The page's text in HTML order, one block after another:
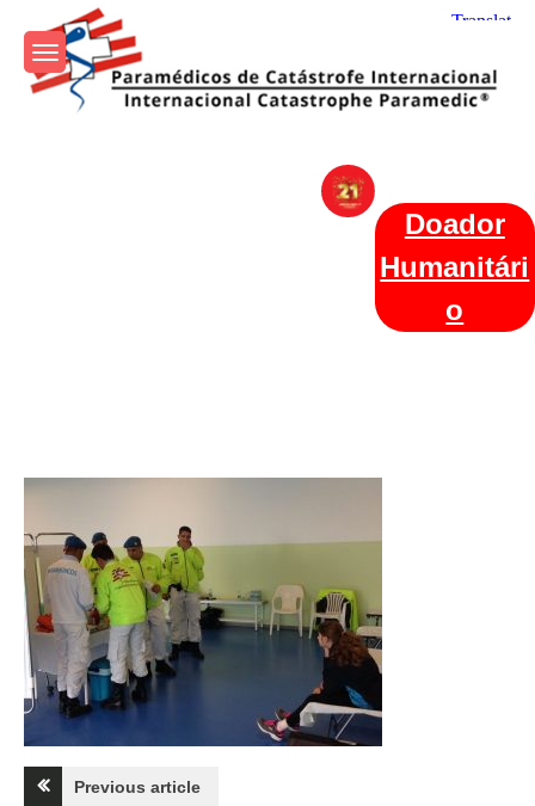
content
Internacional
Doador
Humanitári
o
Navegação
Previous article